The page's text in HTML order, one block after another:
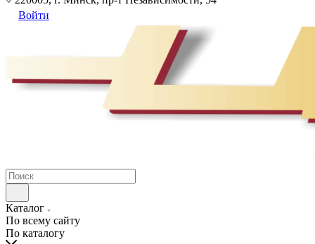
Войти
Каталог
По всему сайту
По каталогу